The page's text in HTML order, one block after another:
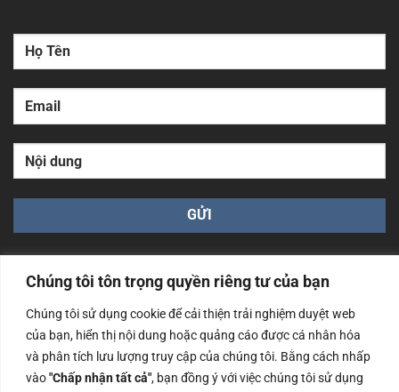
Chúng tôi tôn trọng quyền riêng tư của bạn
Chúng tôi sử dụng cookie để cải thiện trải nghiệm duyệt web
của bạn, hiển thị nội dung hoặc quảng cáo được cá nhân hóa
và phân tích lưu lượng truy cập của chúng tôi. Bằng cách nhấp
vào"Chấp nhận tất cả", bạn đồng ý với việc chúng tôi sử dụng
Công ty TNHH Nam Bình Xương - Số ĐKKD: 0108783483
cấp ngày 14/06/2019 bởi Sở Kế Hoạch và Đầu Tư Tp. Hà
Nội